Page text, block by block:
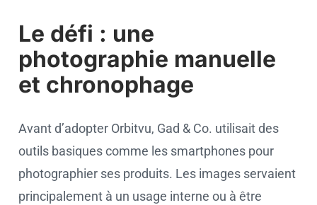
Le défi : une
photographie manuelle
et chronophage
Avant d’adopter Orbitvu, Gad & Co. utilisait des
outils basiques comme les smartphones pour
photographier ses produits. Les images servaient
principalement à un usage interne ou à être